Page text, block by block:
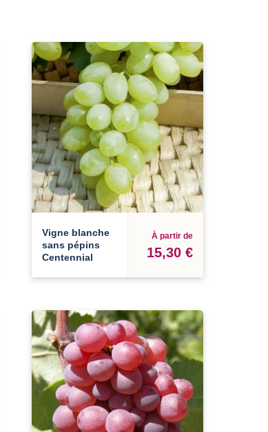
Vigne blanche
sans pépins
Centennial
À partir de
15,30 €